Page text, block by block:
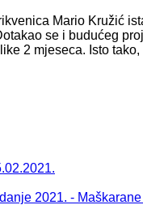
Mario Kružić
se i budućeg
2 mjeseca. Isto
2021. -